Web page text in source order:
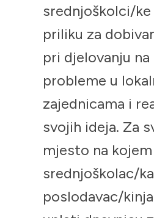
srednjoškolci/ke
priliku za
pri djelovanju na
probleme u
zajednicama i
svojih ideja. Za
mjesto na kojem
srednjoškolac/
poslodavac/